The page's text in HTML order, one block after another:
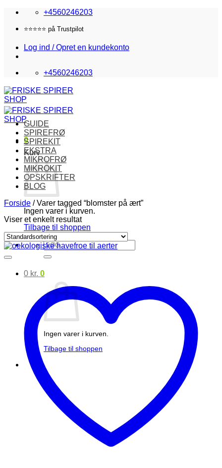
Fortsæt
indhold
+4560246203
⭐️⭐️⭐️⭐️⭐️ på Trustpilot
Log ind / Opret en kundekonto
+4560246203
0
Kurv
Ingen varer i kurven.
Tilbage til shoppen
Søg
efter:
0 kr. 0
Ingen varer i kurven.
Tilbage til shoppen
GUIDE
SPIREFRØ
SPIREKIT
EKSTRA
MIKROFRØ
MIKROKIT
OPSKRIFTER
BLOG
Forside /Varer tagged “blomster på ært”
Viser et enkelt resultat